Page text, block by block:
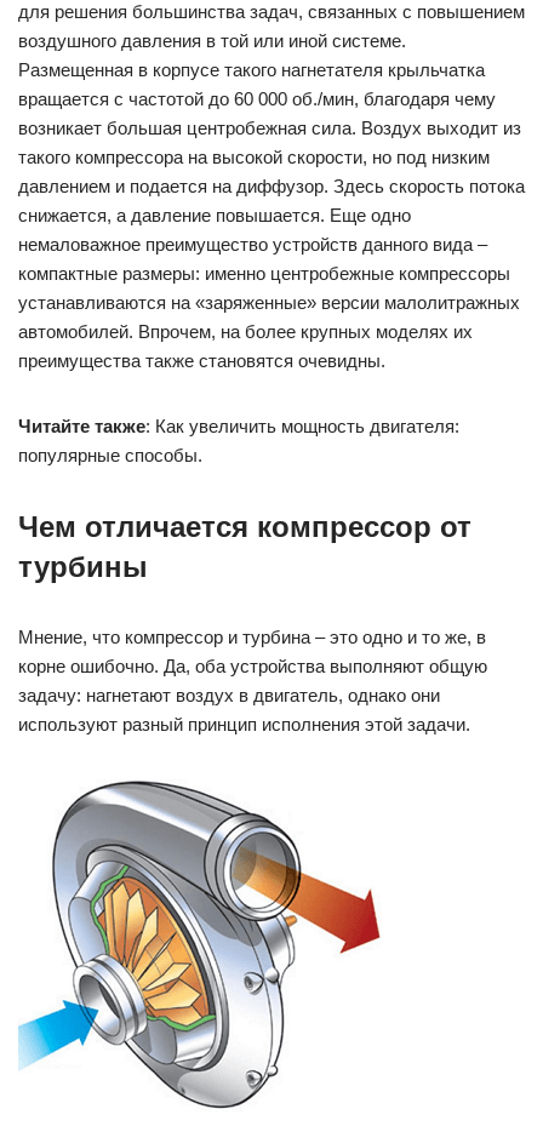
для решения большинства задач, связанных с повышением
воздушного давления в той или иной системе.
Размещенная в корпусе такого нагнетателя крыльчатка
вращается с частотой до 60 000 об./мин, благодаря чему
возникает большая центробежная сила. Воздух выходит из
такого компрессора на высокой скорости, но под низким
давлением и подается на диффузор. Здесь скорость потока
снижается, а давление повышается. Еще одно
немаловажное преимущество устройств данного вида –
компактные размеры: именно центробежные компрессоры
устанавливаются на «заряженные» версии малолитражных
автомобилей. Впрочем, на более крупных моделях их
преимущества также становятся очевидны.
Читайте также: Как увеличить мощность двигателя:
популярные способы.
Чем отличается компрессор от
турбины
Мнение, что компрессор и турбина – это одно и то же, в
корне ошибочно. Да, оба устройства выполняют общую
задачу: нагнетают воздух в двигатель, однако они
используют разный принцип исполнения этой задачи.